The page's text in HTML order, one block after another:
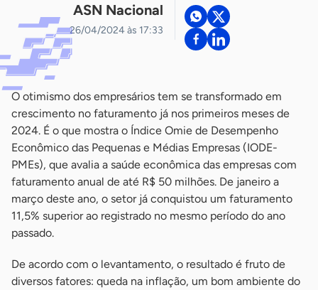
ASN Nacional
26/04/2024 às 17:33
O otimismo dos empresários tem se transformado em
crescimento no faturamento já nos primeiros meses de
2024. É o que mostra o Índice Omie de Desempenho
Econômico das Pequenas e Médias Empresas (IODE-
PMEs), que avalia a saúde econômica das empresas com
faturamento anual de até R$ 50 milhões. De janeiro a
março deste ano, o setor já conquistou um faturamento
11,5% superior ao registrado no mesmo período do ano
passado.
De acordo com o levantamento, o resultado é fruto de
diversos fatores: queda na inflação, um bom ambiente do